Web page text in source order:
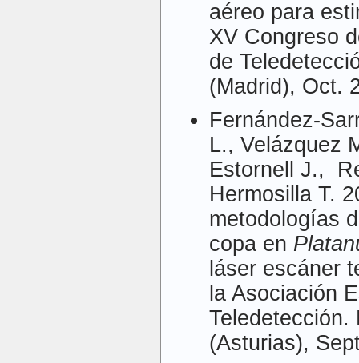
aéreo para
XV Congreso
de
(Madrid), Oct.
Fernández-
L., Velázquez
Estornell J.,
Hermosilla T.
metodologías
copa en
láser escáner
la Asociación
Teledetección.
(Asturias),